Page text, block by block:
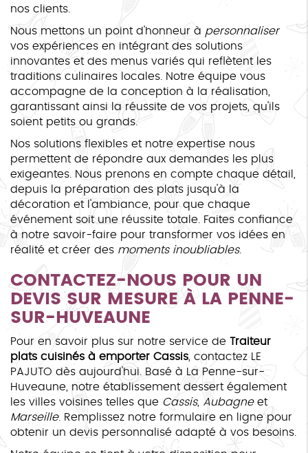
nos clients.
Nous mettons un point d'honneur à personnaliser
vos expériences en intégrant des solutions
innovantes et des menus variés qui reflètent les
traditions culinaires locales. Notre équipe vous
accompagne de la conception à la réalisation,
garantissant ainsi la réussite de vos projets, qu'ils
soient petits ou grands.
Nos solutions flexibles et notre expertise nous
permettent de répondre aux demandes les plus
exigeantes. Nous prenons en compte chaque détail,
depuis la préparation des plats jusqu'à la
décoration et l'ambiance, pour que chaque
événement soit une réussite totale. Faites confiance
à notre savoir-faire pour transformer vos idées en
réalité et créer des moments inoubliables.
CONTACTEZ-NOUS POUR UN
DEVIS SUR MESURE À LA PENNE-
SUR-HUVEAUNE
Pour en savoir plus sur notre service de Traiteur
plats cuisinés à emporter Cassis , contactez LE
PAJUTO dès aujourd'hui. Basé à La Penne-sur-
Huveaune, notre établissement dessert également
les villes voisines telles que Cassis, Aubagneet
Marseille. Remplissez notre formulaire en ligne pour
obtenir un devis personnalisé adapté à vos besoins.